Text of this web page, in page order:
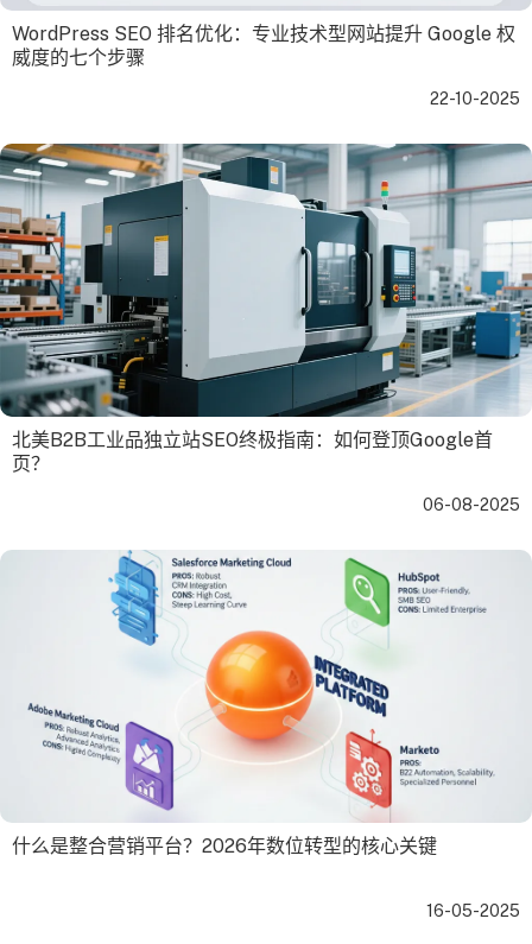
WordPress SEO 排名优化：专业技术型网站提升 Google 权
威度的七个步骤
22-10-2025
北美B2B工业品独立站SEO终极指南：如何登顶Google首
页？
06-08-2025
什么是整合营销平台？2026年数位转型的核心关键
16-05-2025